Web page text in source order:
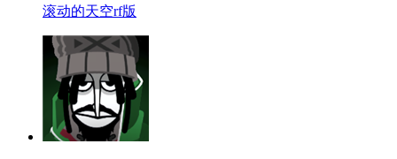
滚动的天空rf版